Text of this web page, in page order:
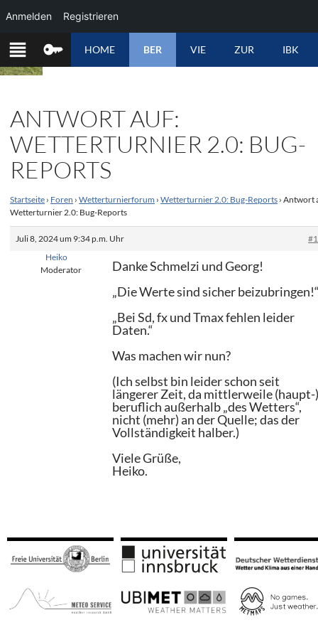
ZUM
INHALT
SPRINGEN
HOME BER VIE ZUR IBK
ANTWORT AUF:
WETTERTURNIER 2.0: BUG-
REPORTS
Startseite › Foren › Wetterturnierforum › Wetterturnier 2.0: Bug-Reports › Antwort
Wetterturnier 2.0: Bug-Reports
Juli 8, 2024 um 9:34 p.m. Uhr
Heiko
Moderator
Danke Schmelzi und Georg!
„Die Werte sind sicher
„Bei Sd, fx und Tmax fehlen leider
Daten.“
Was machen wir nun?
(Ich selbst bin leider schon seit
längerer Zeit, da mittlerweile (haupt-
beruflich außerhalb „des Wetters“,
nicht (mehr) an der Quelle; das der
Vollständigkeit halber.)
Viele Grüße,
Heiko.
Anmelden Registrieren